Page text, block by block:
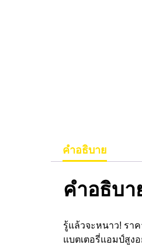
คำอธิบาย
คำอธิบา
รู้แล้วจะหนาว! รา
แบตเตอรี่แอมป์สูง